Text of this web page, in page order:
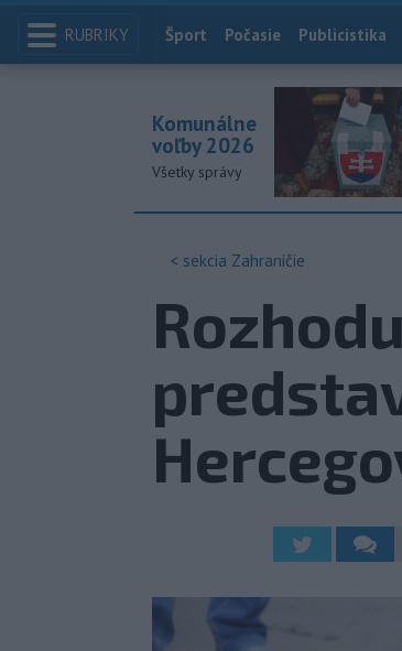
RUBRIKY Index
Šport Počasie Publicistika
Komunálne
voľby 2026
Všetky správy
< sekcia Zahraničie